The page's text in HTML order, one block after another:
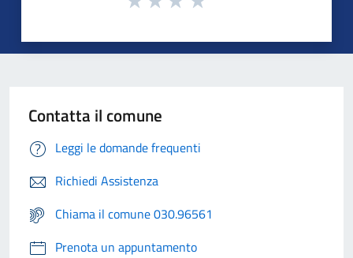
Contatta il comune
Leggi le domande frequenti
Richiedi Assistenza
Chiama il comune 030.96561
Prenota un appuntamento